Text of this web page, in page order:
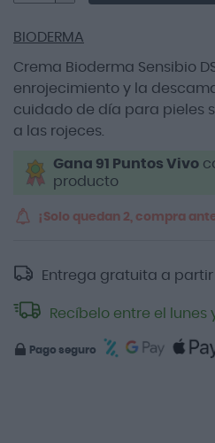
de
BIODERMA
Crema Bioderma Sensibio
enrojecimiento y la
cuidado de día para pieles
a las rojeces.
Gana 91 Puntos Vivo
producto
¡Solo quedan 2, compra
Entrega gratuita a partir
Recíbelo entre el lunes
Pago seguro